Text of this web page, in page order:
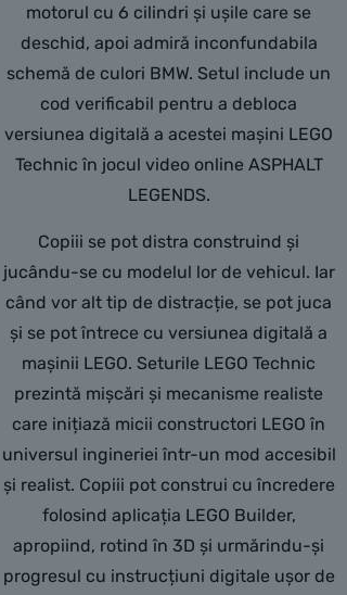
motorul cu 6 cilindri și ușile care se
deschid, apoi admiră inconfundabila
schemă de culori BMW. Setul include un
cod verificabil pentru a debloca
versiunea digitală a acestei mașini LEGO
Technic în jocul video online ASPHALT
LEGENDS.
Copiii se pot distra construind și
jucându-se cu modelul lor de vehicul. Iar
când vor alt tip de distracție, se pot juca
și se pot întrece cu versiunea digitală a
mașinii LEGO. Seturile LEGO Technic
prezintă mișcări și mecanisme realiste
care inițiază micii constructori LEGO în
universul ingineriei într-un mod accesibil
și realist. Copiii pot construi cu încredere
folosind aplicația LEGO Builder,
apropiind, rotind în 3D și urmărindu-și
progresul cu instrucțiuni digitale ușor de